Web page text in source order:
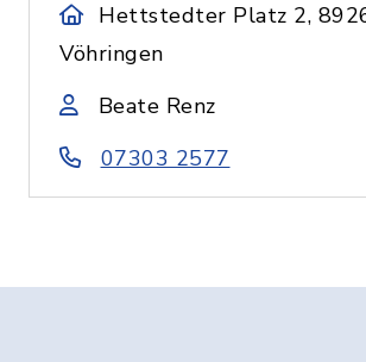
Hettstedter Platz 2,
Vöhringen
Beate Renz
07303 2577